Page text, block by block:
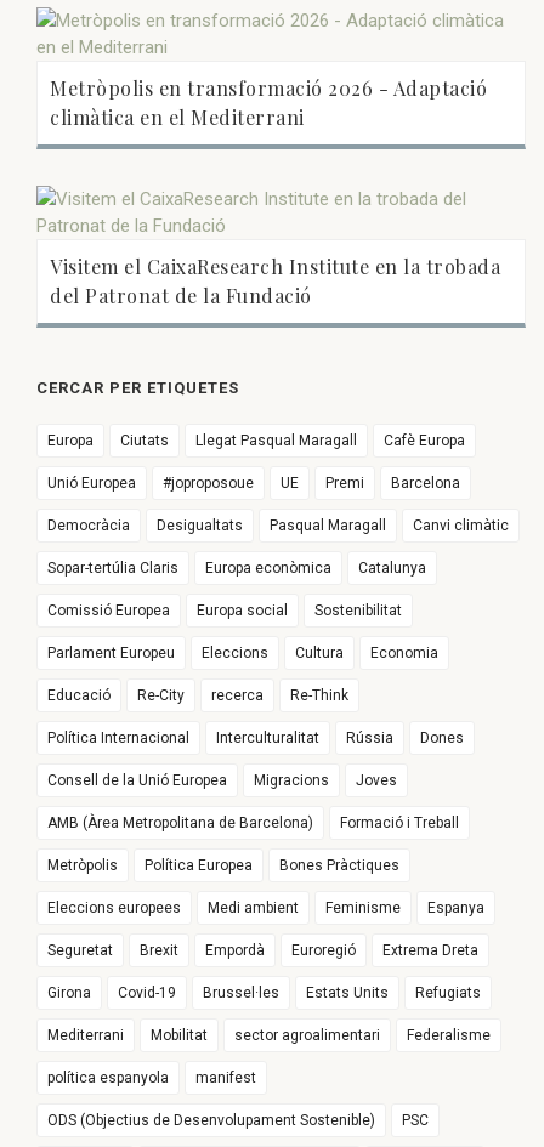
Metròpolis en transformació 2026 - Adaptació
climàtica en el Mediterrani
Visitem el CaixaResearch Institute en la trobada
del Patronat de la Fundació
CERCAR PER ETIQUETES
Europa Ciutats Llegat Pasqual Maragall Cafè Europa
Unió Europea #joproposoue UE Premi Barcelona
Democràcia Desigualtats Pasqual Maragall Canvi climàtic
Sopar-tertúlia Claris Europa econòmica Catalunya
Comissió Europea Europa social Sostenibilitat
Parlament Europeu Eleccions Cultura Economia
Educació Re-City recerca Re-Think
Política Internacional Interculturalitat Rússia Dones
Consell de la Unió Europea Migracions Joves
AMB (Àrea Metropolitana de Barcelona) Formació i Treball
Metròpolis Política Europea Bones Pràctiques
Eleccions europees Medi ambient Feminisme Espanya
Seguretat Brexit Empordà Euroregió Extrema Dreta
Girona Covid-19 Brussel·les Estats Units Refugiats
Mediterrani Mobilitat sector agroalimentari Federalisme
política espanyola manifest
ODS (Objectius de Desenvolupament Sostenible) PSC